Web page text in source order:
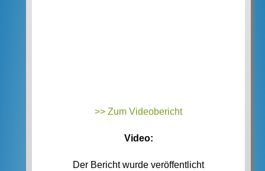
>> Zum Videobericht
Video:
Der Bericht wurde veröffentlicht